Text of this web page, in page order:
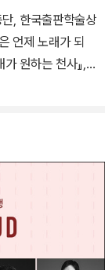
, 한국출판학술상
언제 노래가 되
가 원하는 천사』,